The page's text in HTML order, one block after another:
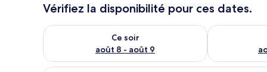
Vérifiez la disponibilité pour ces dates.
Ce soir
août 8 - août 9
Vérifier la disponibilité pour ce soir août 8 - août 9
Vérifier la